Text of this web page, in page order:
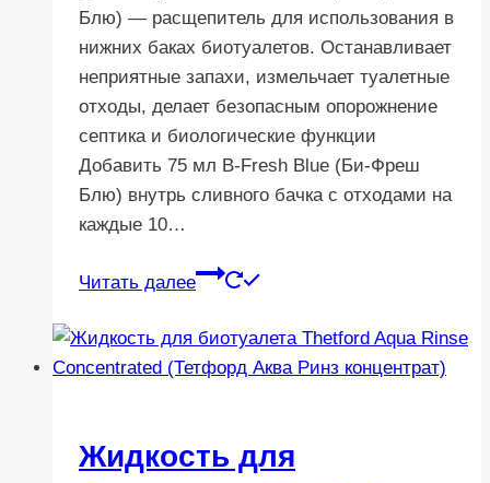
Блю) — расщепитель для использования в
нижних баках биотуалетов. Останавливает
неприятные запахи, измельчает туалетные
отходы, делает безопасным опорожнение
септика и биологические функции
Добавить 75 мл B-Fresh Blue (Би-Фреш
Блю) внутрь сливного бачка с отходами на
каждые 10…
Читать далее
Жидкость для